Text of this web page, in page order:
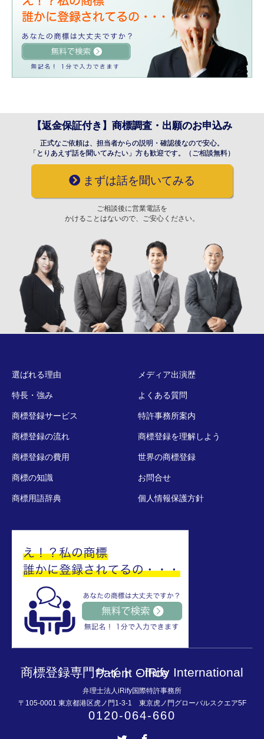
【返金保証付き】商標調査・出願のお申込み
正式なご依頼は、担当者からの説明・確認後なので安心。
「とりあえず話を聞いてみたい」方も歓迎です。（ご相談無料）
まずは話を聞いてみる
ご相談後に営業電話を
かけることはないので、ご安心ください。
選ばれる理由
特長・強み
商標登録サービス
商標登録の流れ
商標登録の費用
商標の知識
商標用語辞典
メディア出演歴
よくある質問
特許事務所案内
商標登録を理解しよう
世界の商標登録
お問合せ
個人情報保護方針
商標登録専門サイト - iRify International Patent Office
弁理士法人iRify国際特許事務所
〒105-0001 東京都港区虎ノ門1-3-1 東京虎ノ門グローバルスクエア5F
0120-064-660